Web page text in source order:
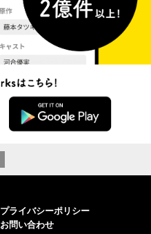
プライバシーポリシー
お問い合わせ